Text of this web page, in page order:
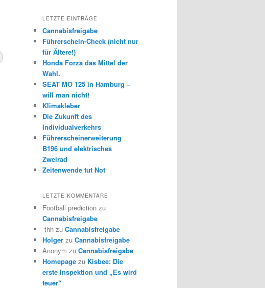
LETZTE EINTRÄGE
Cannabisfreigabe
Führerschein-Check (nicht nur
für Ältere!)
Honda Forza das Mittel der
Wahl.
SEAT MO 125 in Hamburg –
will man nicht!
Klimakleber
Die Zukunft des
Individualverkehrs
Führerscheinerweiterung
B196 und elektrisches
Zweirad
Zeitenwende tut Not
LETZTE KOMMENTARE
Football prediction zu
Cannabisfreigabe
-thh zu Cannabisfreigabe
Holger zu Cannabisfreigabe
Anonym zu Cannabisfreigabe
Homepage zu Kisbee: Die
erste Inspektion und „Es wird
teuer“